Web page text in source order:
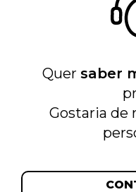
Quer saber
Gostaria de